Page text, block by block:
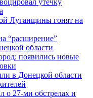
Луганщины гонят на
“расширение”
области
появились новые
в Донецкой области
о 27-ми обстрелах и